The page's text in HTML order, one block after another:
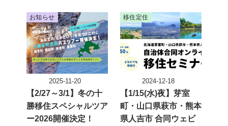
お知らせ
【2/27～3/1】冬の十
勝移住スペシャルツア
ー2026開催決定！
投稿日
2025-11-20
移住定住
【1/15(水)夜】芽室
町・山口県萩市・熊本
県人吉市 合同ウェビ
投稿日
2024-12-18